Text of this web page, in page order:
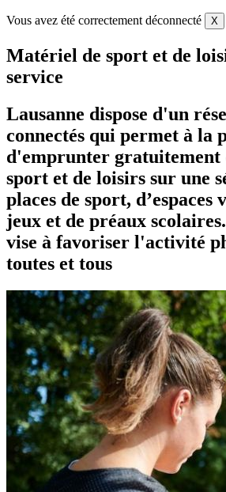
Vous avez été correctement déconnecté X
Matériel de sport et de
service
Lausanne dispose d'un
connectés qui permet à la
d'emprunter gratuitement
sport et de loisirs sur une
places de sport, d’espaces
jeux et de préaux
vise à favoriser l'activité
toutes et tous